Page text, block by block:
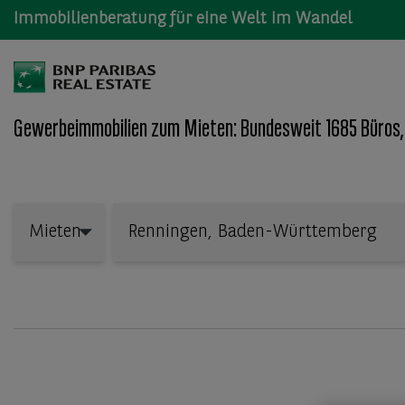
Immobilienberatung für eine Welt im Wandel
Gewerbeimmobilien zum Mieten: Bundesweit 1685
Mieten